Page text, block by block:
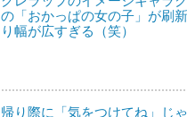
の「おかっぱの女の子」が刷
り幅が広すぎる（笑）
帰り際に「気をつけてね」じ